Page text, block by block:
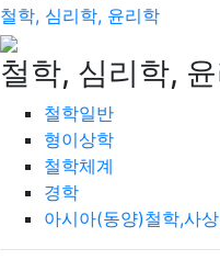
철학, 심리학, 윤리학
철학, 심리학,
철학일반
형이상학
철학체계
경학
아시아(동양)철학,사상